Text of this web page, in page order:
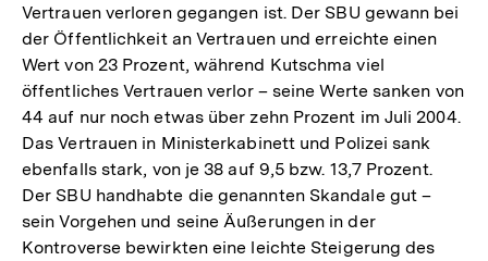
Vertrauen verloren gegangen ist. Der SBU gewann bei
der Öffentlichkeit an Vertrauen und erreichte einen
Wert von 23 Prozent, während Kutschma viel
öffentliches Vertrauen verlor – seine Werte sanken von
44 auf nur noch etwas über zehn Prozent im Juli 2004.
Das Vertrauen in Ministerkabinett und Polizei sank
ebenfalls stark, von je 38 auf 9,5 bzw. 13,7 Prozent.
Der SBU handhabte die genannten Skandale gut –
sein Vorgehen und seine Äußerungen in der
Kontroverse bewirkten eine leichte Steigerung des